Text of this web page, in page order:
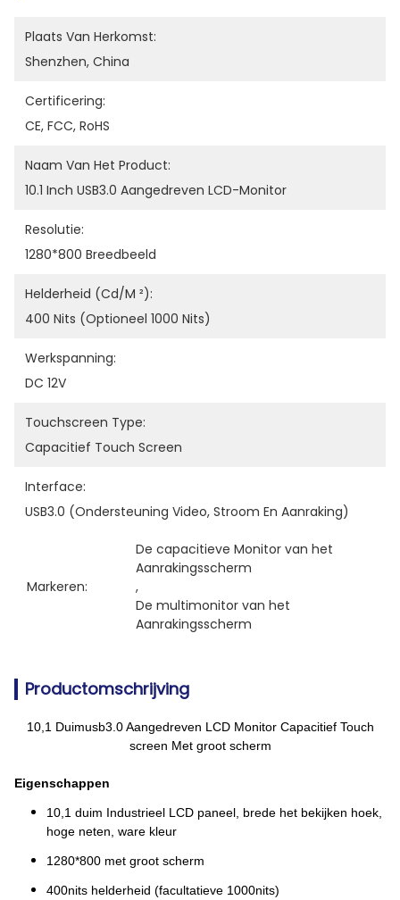
Plaats Van Herkomst:
Shenzhen, China
Certificering:
CE, FCC, RoHS
Naam Van Het Product:
10.1 Inch USB3.0 Aangedreven LCD-Monitor
Resolutie:
1280*800 Breedbeeld
Helderheid (cd/m ²):
400 Nits (optioneel 1000 Nits)
Werkspanning:
DC 12V
Touchscreen Type:
Capacitief Touch Screen
Interface:
USB3.0 (ondersteuning Video, Stroom En Aanraking)
Markeren:
De capacitieve Monitor van het
Aanrakingsscherm
,
De multimonitor van het
Aanrakingsscherm
Productomschrijving
10,1 Duimusb3.0 Aangedreven LCD Monitor Capacitief Touch
screen Met groot scherm
Eigenschappen
10,1 duim Industrieel LCD paneel, brede het bekijken hoek,
hoge neten, ware kleur
1280*800 met groot scherm
400nits helderheid (facultatieve 1000nits)